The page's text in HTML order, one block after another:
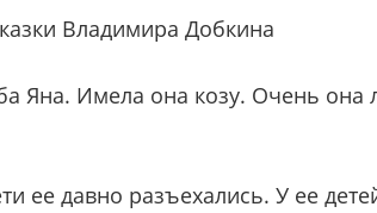
Владимира Добкина
Яна. Имела она козу. Очень она
ее давно разъехались. У ее